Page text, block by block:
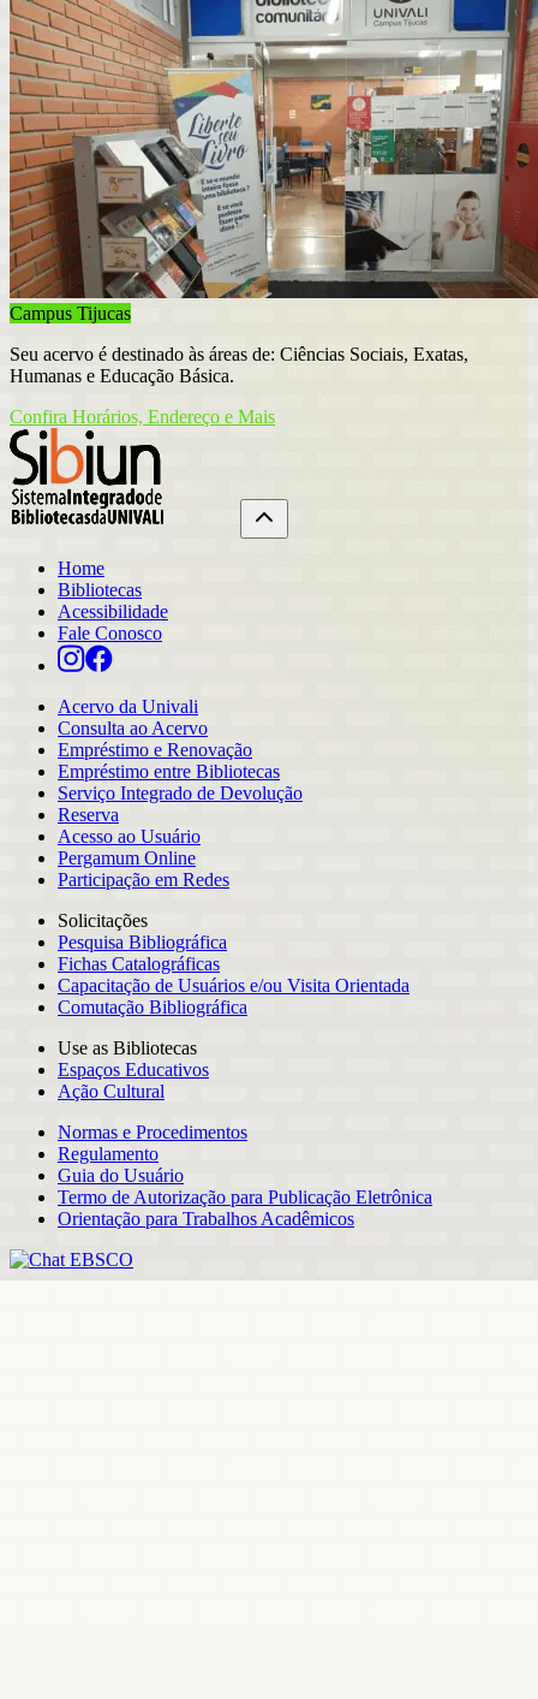
Campus Tijucas
Seu acervo é destinado às áreas de: Ciências Sociais, Exatas,
Humanas e Educação Básica.
Confira Horários, Endereço e Mais
Home
Bibliotecas
Acessibilidade
Fale Conosco
Acervo da Univali
Consulta ao Acervo
Empréstimo e Renovação
Empréstimo entre Bibliotecas
Serviço Integrado de Devolução
Reserva
Acesso ao Usuário
Pergamum Online
Participação em Redes
Solicitações
Pesquisa Bibliográfica
Fichas Catalográficas
Capacitação de Usuários e/ou Visita Orientada
Comutação Bibliográfica
Use as Bibliotecas
Espaços Educativos
Ação Cultural
Normas e Procedimentos
Regulamento
Guia do Usuário
Termo de Autorização para Publicação Eletrônica
Orientação para Trabalhos Acadêmicos